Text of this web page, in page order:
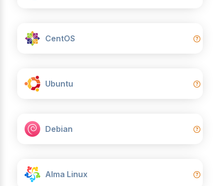
CentOS
Ubuntu
Debian
Alma Linux